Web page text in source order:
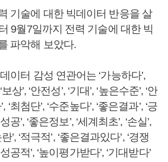
기술에 대한 빅데이터 반응을 살
9월7일까지 전력 기술에 대한 빅
파악해 보았다.
이터 감성 연관어는 ‘가능하다’,
상’, ‘안전성’, ‘기대’, ‘높은수준’, ‘안
‘최첨단’, ‘수준높다’, ‘좋은결과’, ‘긍
공’, ‘좋은정보’, ‘세계최초’, ‘손실’,
란’, ‘적극적’, ‘좋은결과있다’, ‘경쟁
공적’, ‘높이평가받다’, ‘기대받다’